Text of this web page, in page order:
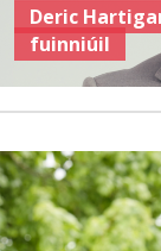
Deric
fuinniúil